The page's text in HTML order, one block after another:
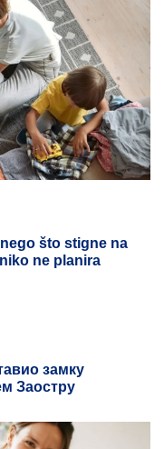
što stigne na
ne planira
замку
Заостру